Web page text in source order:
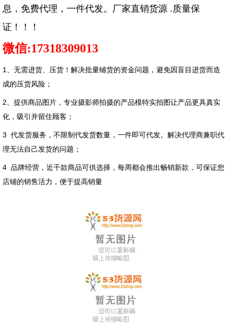
息，免费代理，一件代发。厂家直销货源 .质量保
证！！！
微信:17318309013
1、无需进货、压货！解决批量铺货的资金问题，避免因盲目进货而造
成的压货风险；
2、提供商品图片，专业摄影师拍摄的产品模特实拍图让产品更具真实
化，吸引并留住顾客；
3 代发货服务，不限制代发货数量，一件即可代发。解决代理商兼职代
理无法自己发货的问题；
4 品牌经营，近千款商品可供选择，每周都会推出畅销新款，可保证您
店铺的销售活力，便于提高销量